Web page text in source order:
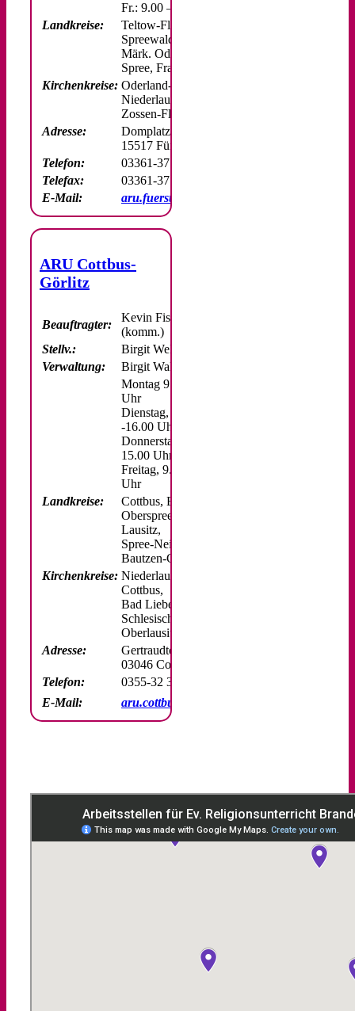
Fr.: 9.00 – 13.00 Uhr
Landkreise:
Teltow-Fläming, Dahme-
Spreewald,
Märk. Oderland, Oderland-
Spree, Frankfurt/O.
Kirchenkreise: Oderland-Spree,
Niederlausitz, Neukölln,
Zossen-Fläming
Adresse:
Domplatz 4
15517 Fürstenwalde/Spree
Telefon:
03361-37 680 74/75
Telefax:
03361-37 680 76
E-Mail:
aru.fuerstenwalde@ekbo.de
ARU Cottbus-
Görlitz
Beauftragter:
Kevin Fischer
(komm.)
Stellv.:
Birgit Welcher
Verwaltung:
Birgit Walter-Goers
Montag 9.30 – 15.00
Uhr
Dienstag, 9.30
-16.00 Uhr
Donnerstag, 9.30 –
15.00 Uhr
Freitag, 9.30 – 12.00
Uhr
Landkreise:
Cottbus, Elbe-Elster,
Oberspreewald-
Lausitz,
Spree-Neiße,
Bautzen-Görlitz
Kirchenkreise: Niederlausitz,
Cottbus,
Bad Liebenwerda,
Schlesische
Oberlausitz
Adresse:
Gertraudtenstraße 1
03046 Cottbus
Telefon:
0355-32 371
E-Mail:
aru.cottbus@ekbo.de